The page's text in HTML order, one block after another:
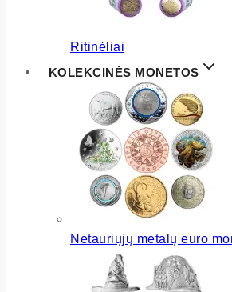
Ritinėliai
KOLEKCINĖS MONETOS
Netauriųjų metalų euro